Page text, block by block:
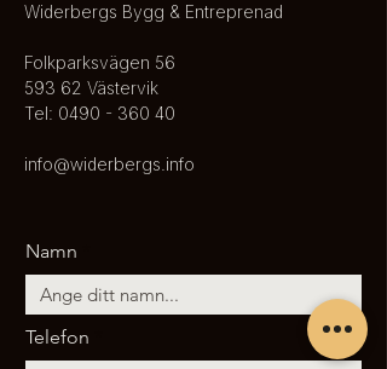
Widerbergs Bygg & Entreprenad
Folkparksvägen 56
593 62 Västervik
Tel: 0490 - 360 40
info@widerbergs.info
Namn
Telefon